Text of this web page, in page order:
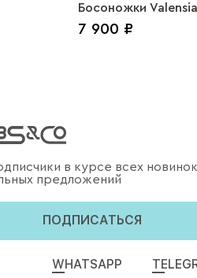
Босоножки
6см нубук, пьедра
7 900 ₽
в курсе всех
предложений
ПОДПИСАТЬСЯ
WHATSAPP